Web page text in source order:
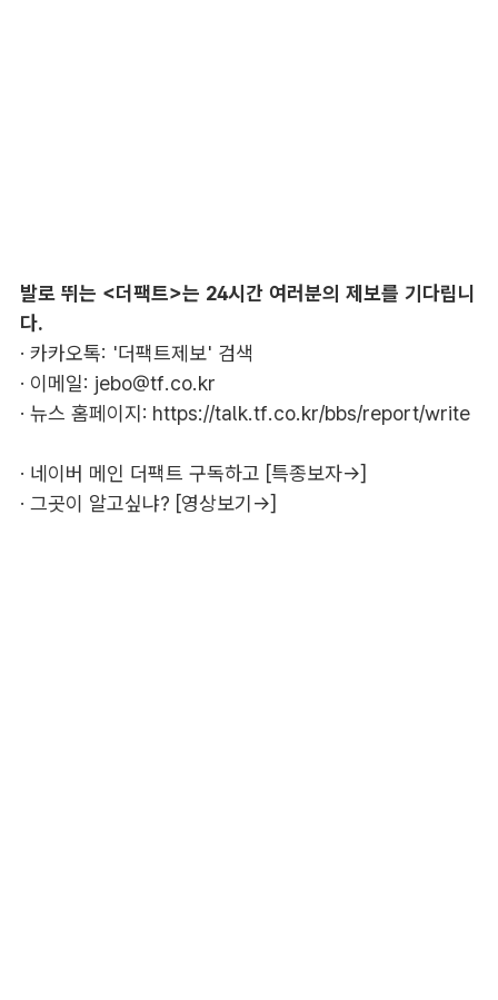
발로 뛰는 <더팩트>는 24시간 여러분의 제보를 기다립니
다.
· 카카오톡: '더팩트제보' 검색
· 이메일: jebo@tf.co.kr
· 뉴스 홈페이지: https://talk.tf.co.kr/bbs/report/write
· 네이버 메인 더팩트 구독하고 [특종보자→]
· 그곳이 알고싶냐? [영상보기→]